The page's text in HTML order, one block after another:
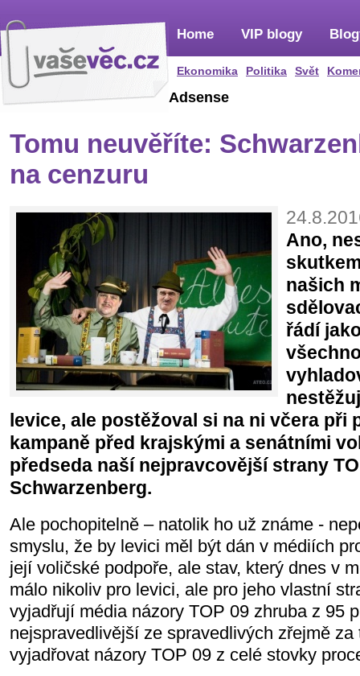
Home
Ekonomika Politika Svět
VIP blogy
Adsense
Tomu neuvěříte:
na cenzuru
Ano,
našich
řádí
levice, ale postěžoval si na ni včera při
kampaně před krajskými a senátními
předseda naší nejpravcovější strany
Schwarzenberg.
Ale pochopitelně – natolik ho už známe -
smyslu, že by levici měl být dán v médiích
její voličské podpoře, ale stav, který dnes v
málo nikoliv pro levici, ale pro jeho vlastní
vyjadřují média názory TOP 09 zhruba z 95
nejspravedlivější ze spravedlivých zřejmě za
vyjadřovat názory TOP 09 z celé stovky